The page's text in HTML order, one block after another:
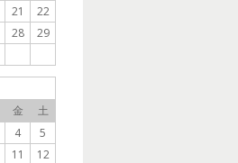
21
22
28
29
金
土
4
5
11
12